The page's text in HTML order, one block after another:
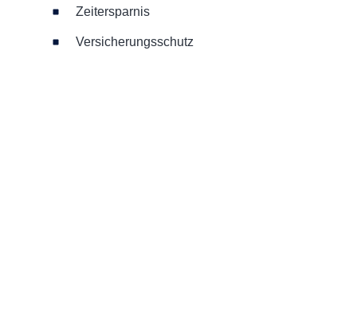
Zeitersparnis
Versicherungsschutz